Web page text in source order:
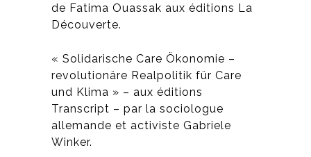
de Fatima Ouassak aux éditions La
Découverte.
« Solidarische Care Ökonomie –
revolutionäre Realpolitik für Care
und Klima » – aux éditions
Transcript – par la sociologue
allemande et activiste Gabriele
Winker.